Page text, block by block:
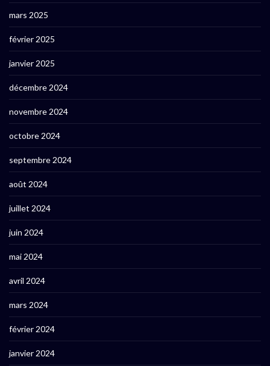
mars 2025
février 2025
janvier 2025
décembre 2024
novembre 2024
octobre 2024
septembre 2024
août 2024
juillet 2024
juin 2024
mai 2024
avril 2024
mars 2024
février 2024
janvier 2024